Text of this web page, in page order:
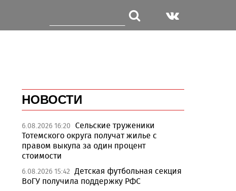
НОВОСТИ
6.08.2026 16:20 Сельские труженики
Тотемского округа получат жилье с
правом выкупа за один процент
стоимости
6.08.2026 15:42 Детская футбольная секция
ВоГУ получила поддержку РФС